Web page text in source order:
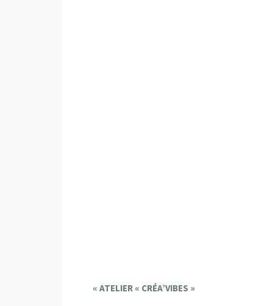
E
« ATELIER « CRÉA’VIBES »